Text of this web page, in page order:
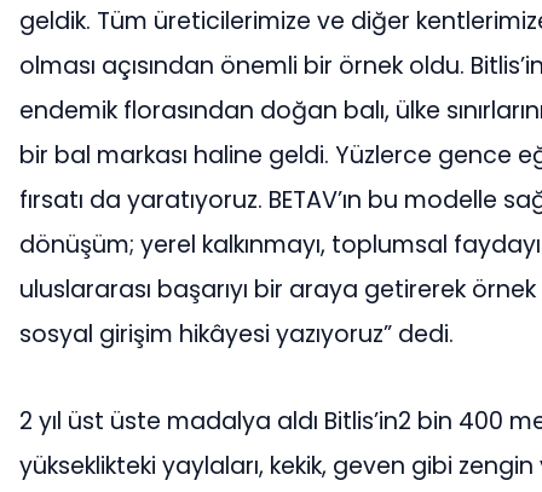
geldik. Tüm üreticilerimize ve diğer
olması açısından önemli bir örnek oldu.
endemik florasından doğan balı, ülke
bir bal markası haline geldi. Yüzlerce gence
fırsatı da yaratıyoruz. BETAV’ın bu modelle
dönüşüm; yerel kalkınmayı, toplumsal
uluslararası başarıyı bir araya getirerek
sosyal girişim hikâyesi yazıyoruz” dedi.
2 yıl üst üste madalya aldı Bitlis’in2 bin 400
yükseklikteki yaylaları, kekik, geven gibi zengin